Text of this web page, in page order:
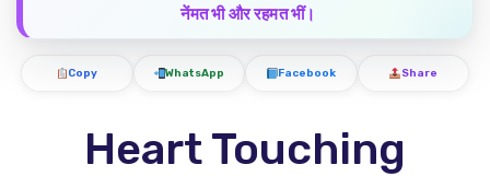
नेंमत भी और रहमत भीं।
Copy WhatsApp Facebook Share
Heart Touching